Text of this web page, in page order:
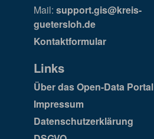
Mail: support.gis@kreis-
guetersloh.de
Kontaktformular
Links
Über das Open-Data Portal
Impressum
Datenschutzerklärung